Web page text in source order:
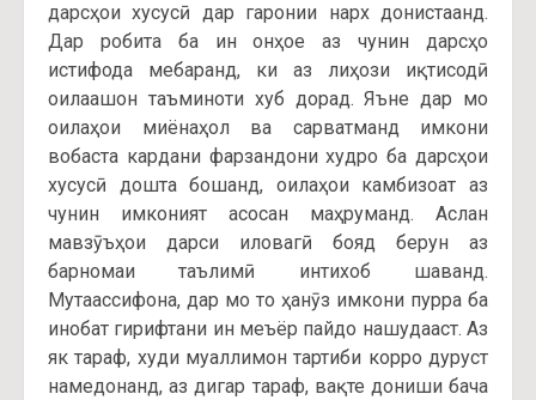
дарсҳои хусусӣ дар гаронии нарх донистаанд.
Дар робита ба ин онҳое аз чунин дарсҳо
истифода мебаранд, ки аз лиҳози иқтисодӣ
оилаашон таъминоти хуб дорад. Яъне дар мо
оилаҳои миёнаҳол ва сарватманд имкони
вобаста кардани фарзандони худро ба дарсҳои
хусусӣ дошта бошанд, оилаҳои камбизоат аз
чунин имконият асосан маҳруманд. Аслан
мавзӯъҳои дарси иловагӣ бояд берун аз
барномаи таълимӣ интихоб шаванд.
Мутаассифона, дар мо то ҳанӯз имкони пурра ба
инобат гирифтани ин меъёр пайдо нашудааст. Аз
як тараф, худи муаллимон тартиби корро дуруст
намедонанд, аз дигар тараф, вақте дониши бача